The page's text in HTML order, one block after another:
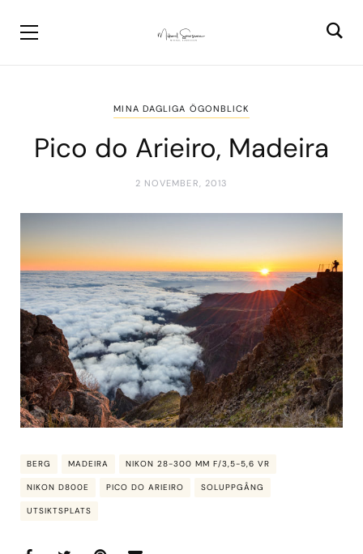
MINA DAGLIGA ÖGONBLICK
Pico do Arieiro, Madeira
2 NOVEMBER, 2013
BERG MADEIRA NIKON 28-300 MM F/3,5-5,6 VR
NIKON D800E PICO DO ARIEIRO SOLUPPGÅNG
UTSIKTSPLATS